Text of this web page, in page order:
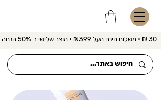
הנחה